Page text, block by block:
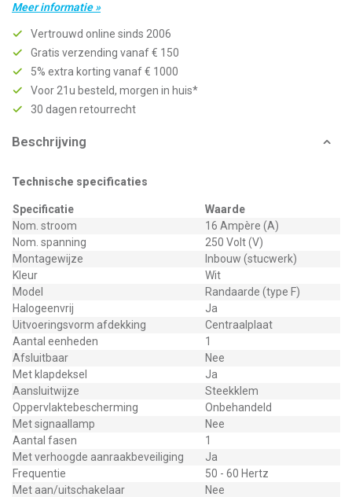
Meer informatie »
Vertrouwd online sinds 2006
Gratis verzending vanaf € 150
5% extra korting vanaf € 1000
Voor 21u besteld, morgen in huis*
30 dagen retourrecht
Beschrijving
Technische specificaties
Specificatie
Waarde
Nom. stroom
16 Ampère (A)
Nom. spanning
250 Volt (V)
Montagewijze
Inbouw (stucwerk)
Kleur
Wit
Model
Randaarde (type F)
Halogeenvrij
Ja
Uitvoeringsvorm afdekking
Centraalplaat
Aantal eenheden
1
Afsluitbaar
Nee
Met klapdeksel
Ja
Aansluitwijze
Steekklem
Oppervlaktebescherming
Onbehandeld
Met signaallamp
Nee
Aantal fasen
1
Met verhoogde aanraakbeveiliging
Ja
Frequentie
50 - 60 Hertz
Met aan/uitschakelaar
Nee